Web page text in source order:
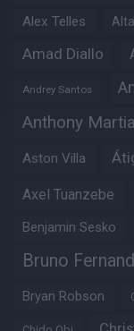
Alex Telles
Amad Diallo
Andrey Santos
Anthony
Aston Villa
Axel Tuanzebe
Benjamin Sesko
Bruno
Bryan Robson